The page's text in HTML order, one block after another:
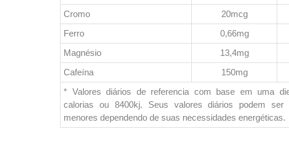
Cromo
20mcg
Ferro
0,66mg
Magnésio
13,4mg
Cafeína
150mg
* Valores diários de referencia com base em uma
calorias ou 8400kj. Seus valores diários podem ser
menores dependendo de suas necessidades energéticas.